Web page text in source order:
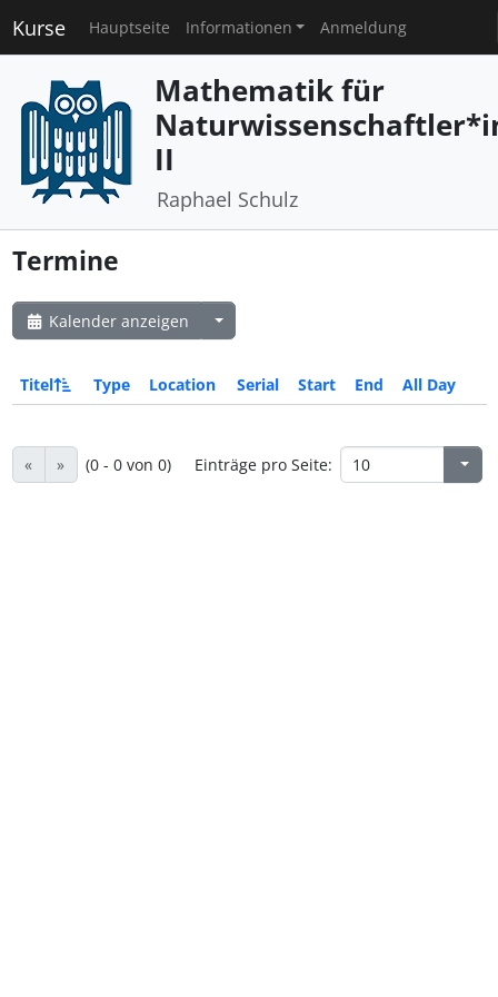
Kurse Hauptseite Informationen Anmeldung
Mathematik für
II
Raphael Schulz
Termine
Kalender anzeigen
Titel Type Location Serial Start End All Day
« » (0 - 0 von 0) Einträge pro Seite: